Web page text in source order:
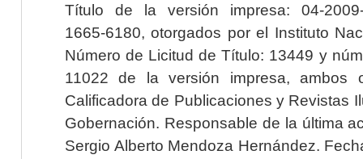
Título de la versión impresa: 04-2009-
1665-6180, otorgados por el Instituto
Número de Licitud de Título: 13449 y
11022 de la versión impresa, ambos
Calificadora de Publicaciones y Revistas
Gobernación. Responsable de la última
Sergio Alberto Mendoza Hernández.